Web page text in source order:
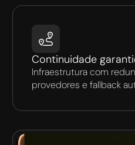
Continuidade
Infraestrutura com
provedores e fallback